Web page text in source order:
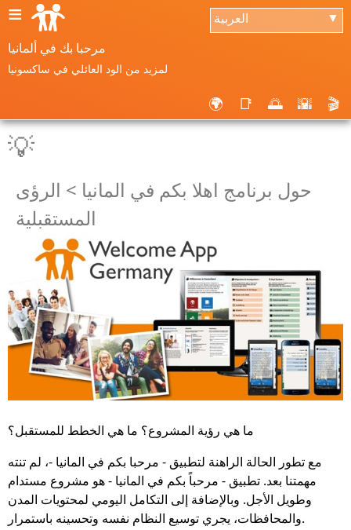
≡ العربية ▼
مرحبا بك في ألمانيا
لمزيد من الود العائلي في ساكسونيا
🌍 📑 🌅 🌇 🎬
💡
حول برنامج اهلا بكم في المانيا > الرؤى
المستقبلية
ما هي رؤية المشروع؟ ما هي الخطط للمستقبل؟
مع تطور الحالة الراهنة لتطبيق - مرحبا بكم في المانيا -، لم تنته
مهمتنا بعد. تطبيق - مرحباً بكم في المانيا - هو مشروع مستدام
وطويل الأجل. وبالإضافة إلى التكامل اليومي لمحتويات المدن
والمحافظات، يجري توسيع النظام نفسه وتحسينه باستمرار.